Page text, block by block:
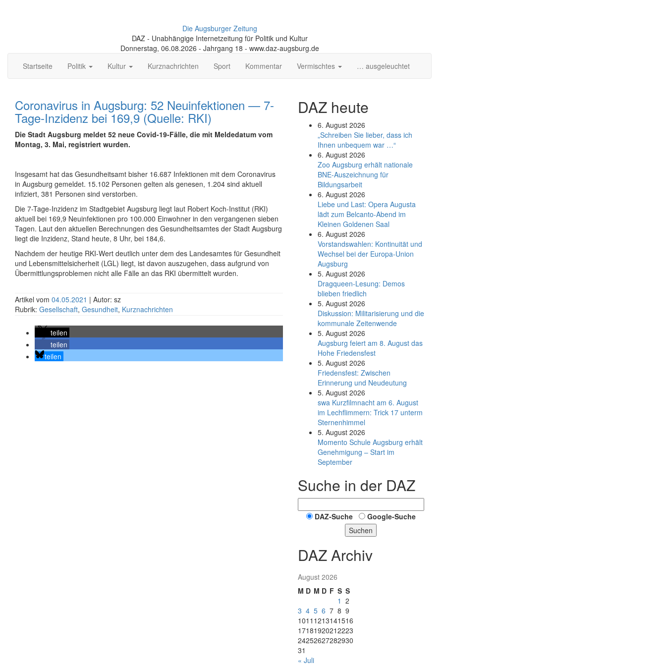
Die Augsburger Zeitung
DAZ - Unabhängige Internetzeitung für Politik und Kultur
Donnerstag, 06.08.2026 - Jahrgang 18 - www.daz-augsburg.de
Startseite
Politik Kultur Kurznachrichten Sport Kommentar Vermischtes … ausgeleuchtet
Coronavirus in Augsburg: 52 Neuinfektionen — 7-
Tage-Inzidenz bei 169,9 (Quelle: RKI)
Die Stadt Augsburg meldet 52 neue Covid-19-Fälle, die mit Meldedatum vom
Montag, 3. Mai, registriert wurden.
Insgesamt hat das Gesundheitsamt bisher 16.687 Infektionen mit dem Coronavirus
in Augsburg gemeldet. 15.102 Personen gelten als genesen, 1.204 sind aktuell
infiziert, 381 Personen sind verstorben.
Die 7-Tage-Inzidenz im Stadtgebiet Augsburg liegt laut Robert Koch-Institut (RKI)
aktuell bei 169,9 Neuinfektionen pro 100.000 Einwohner in den vergangenen sieben
Tagen. Laut den aktuellen Berechnungen des Gesundheitsamtes der Stadt Augsburg
liegt die Inzidenz, Stand heute, 8 Uhr, bei 184,6.
Nachdem der heutige RKI-Wert deutlich unter dem des Landesamtes für Gesundheit
und Lebensmittelsicherheit (LGL) liegt, ist davon auszugehen, dass aufgrund von
Übermittlungsproblemen nicht alle Fälle an das RKI übermittelt wurden.
Artikel vom 04.05.2021 | Autor: sz
Rubrik: Gesellschaft, Gesundheit, Kurznachrichten
teilen
teilen
teilen
DAZ heute
6. August 2026
„Schreiben Sie lieber, dass ich
Ihnen unbequem war …“
6. August 2026
Zoo Augsburg erhält nationale
BNE-Auszeichnung für
Bildungsarbeit
6. August 2026
Liebe und Last: Opera Augusta
lädt zum Belcanto-Abend im
Kleinen Goldenen Saal
6. August 2026
Vorstandswahlen: Kontinuität und
Wechsel bei der Europa-Union
Augsburg
5. August 2026
Dragqueen-Lesung: Demos
blieben friedlich
5. August 2026
Diskussion: Mi­li­ta­ri­sie­rung und die
kommunale Zeitenwende
5. August 2026
Augsburg feiert am 8. August das
Hohe Friedensfest
5. August 2026
Friedensfest: Zwischen
Erinnerung und Neudeutung
5. August 2026
swa Kurz­film­nacht am 6. August
im Lech­flim­mern: Trick 17 unterm
Sternen­himmel
5. August 2026
Momento Schule Augsburg erhält
Genehmigung – Start im
September
Suche in der DAZ
DAZ-Suche
Google-Suche
Suchen
DAZ Archiv
August 2026
M D M D F S S
1 2
3 4 5 6 7 8 9
1011 1213141516
17181920212223
24252627282930
31
« Juli